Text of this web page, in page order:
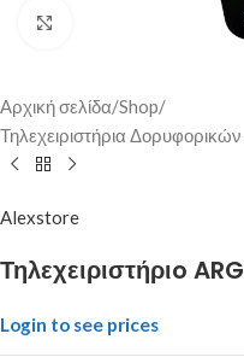
Αρχική σελίδα/Shop/
Τηλεχειριστήρια
Alexstore
Τηλεχειριστήριo
Login to see prices